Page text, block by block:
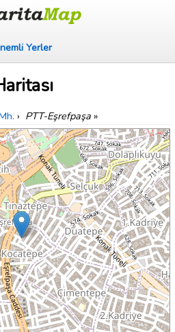
Yerler
› PTT-Eşrefpaşa »